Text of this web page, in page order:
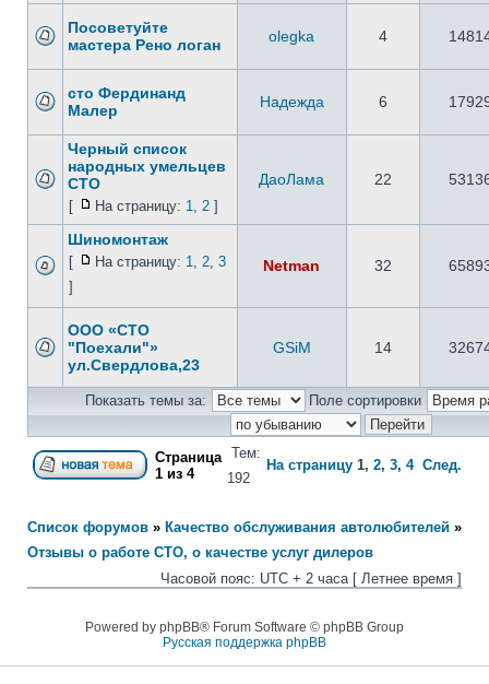
Посоветуйте
мастера Рено логан
olegka 4
сто Фердинанд
Малер
Надежда 6
Черный список
народных умельцев
СТО
[ На страницу: 1, 2 ]
ДаоЛама 22
Шиномонтаж
[ На страницу: 1, 2, 3
]
Netman 32
ООО «СТО
"Поехали"»
ул.Свердлова,23
GSiM 14
Показать темы за: Поле сортировки
Страница
1 из 4
Тем:
192
На страницу 1, 2, 3, 4 След.
Список форумов » Качество обслуживания автолюбителей »
Отзывы о работе СТО, о качестве услуг дилеров
Часовой пояс: UTC + 2 часа [ Летнее время ]
Powered by phpBB® Forum Software © phpBB Group
Русская поддержка phpBB